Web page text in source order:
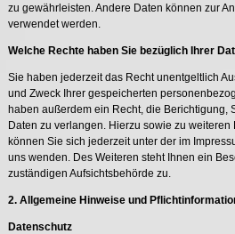
zu gewährleisten. Andere Daten können zur
verwendet werden.
Welche Rechte haben Sie bezüglich Ihrer
Sie haben jederzeit das Recht unentgeltlich
und Zweck Ihrer gespeicherten
haben außerdem ein Recht, die Berichtigung,
Daten zu verlangen. Hierzu sowie zu
können Sie sich jederzeit unter der im
uns wenden. Des Weiteren steht Ihnen ein
zuständigen Aufsichtsbehörde zu.
2. Allgemeine Hinweise und
Datenschutz